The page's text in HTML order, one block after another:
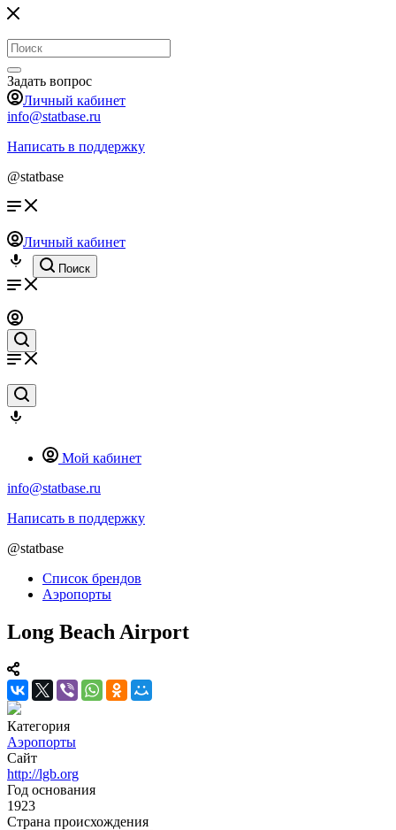
Задать вопрос
Личный кабинет
info@statbase.ru
Написать в поддержку
@statbase
Личный кабинет
Поиск
Мой кабинет
info@statbase.ru
Написать в поддержку
@statbase
Список брендов
Аэропорты
Long Beach Airport
Категория
Аэропорты
Сайт
http://lgb.org
Год основания
1923
Страна происхождения